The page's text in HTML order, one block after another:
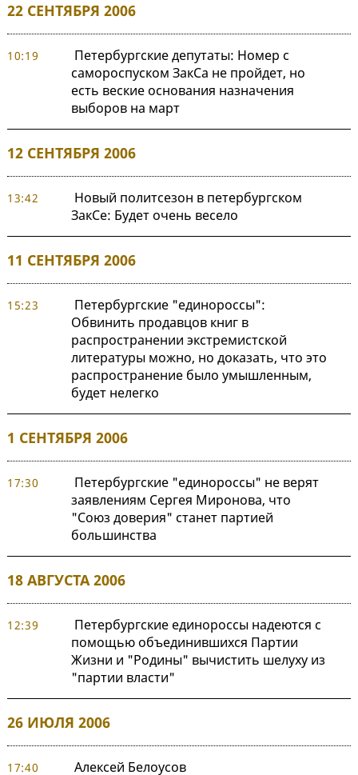
22 СЕНТЯБРЯ 2006
10:19
Петербургские депутаты: Номер с
самороспуском ЗакСа не пройдет, но
есть веские основания назначения
выборов на март
12 СЕНТЯБРЯ 2006
13:42
Новый политсезон в петербургском
ЗакСе: Будет очень весело
11 СЕНТЯБРЯ 2006
15:23
Петербургские "единороссы":
Обвинить продавцов книг в
распространении экстремистской
литературы можно, но доказать, что это
распространение было умышленным,
будет нелегко
1 СЕНТЯБРЯ 2006
17:30
Петербургские "единороссы" не верят
заявлениям Сергея Миронова, что
"Союз доверия" станет партией
большинства
18 АВГУСТА 2006
12:39
Петербургские единороссы надеются с
помощью объединившихся Партии
Жизни и "Родины" вычистить шелуху из
"партии власти"
26 ИЮЛЯ 2006
17:40 Алексей Белоусов